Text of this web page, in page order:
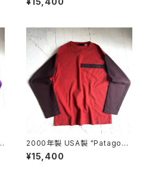
2000年製 USA製 "Patagoni
a" Micro D luxe fleece pull
over
¥15,400